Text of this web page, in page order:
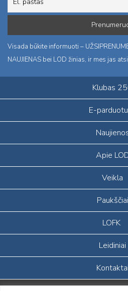
Visada būkite informuoti –
NAUJIENAS bei LOD žinias, ir mes jas
Klubas
E-
Apie
Veikla
Paukščiai
LOFK
Leidiniai
Kontaktai